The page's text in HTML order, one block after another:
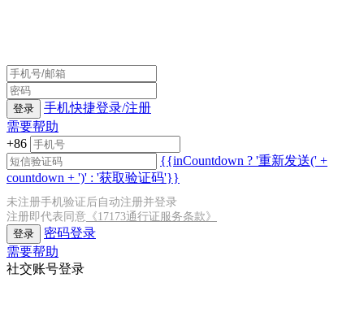
登录
手机快捷登录/注册
需要帮助
+86
{{inCountdown ? '重新发送(' +
countdown + ')' : '获取验证码'}}
未注册手机验证后自动注册并登录
注册即代表同意 《17173通行证服务条款》
登录
密码登录
需要帮助
社交账号登录